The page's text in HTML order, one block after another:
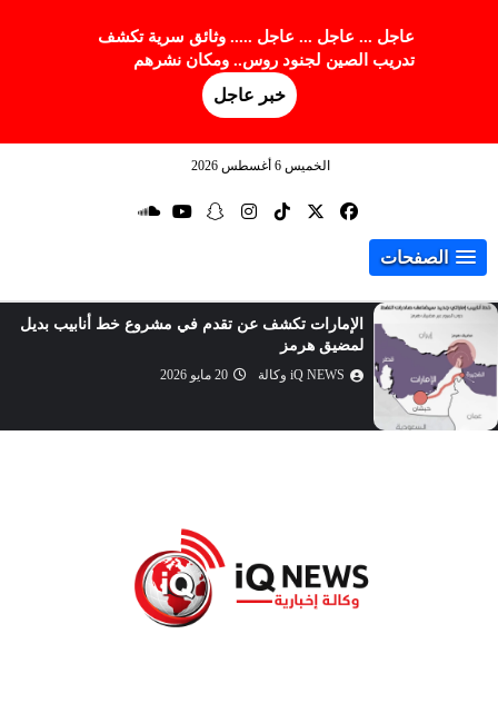
عاجل ... عاجل ... عاجل ..... وثائق سرية تكشف
تدريب الصين لجنود روس.. ومكان نشرهم
خبر عاجل
الخميس 6 أغسطس 2026
الصفحات
الإمارات تكشف عن تقدم في مشروع خط أنابيب بديل
لمضيق هرمز
iQ NEWS وكالة 20 مايو 2026